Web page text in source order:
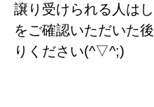
譲り受けられる人は
をご確認いただいた
りください(^▽^;)